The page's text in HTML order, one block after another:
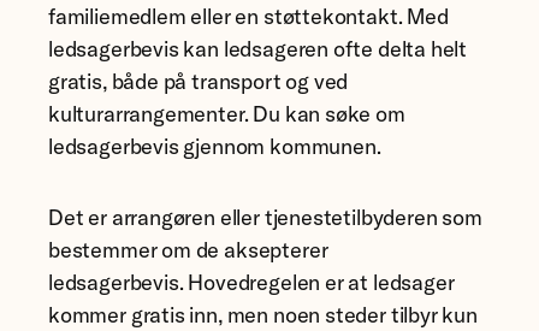
familiemedlem eller en støttekontakt. Med
ledsagerbevis kan ledsageren ofte delta helt
gratis, både på transport og ved
kulturarrangementer. Du kan søke om
ledsagerbevis gjennom kommunen.
Det er arrangøren eller tjenestetilbyderen som
bestemmer om de aksepterer
ledsagerbevis. Hovedregelen er at ledsager
kommer gratis inn, men noen steder tilbyr kun